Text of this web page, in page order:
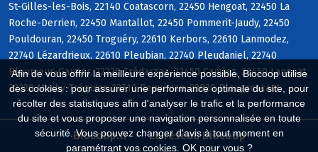
Afin de vous offrir la meilleure expérience possible, Biocoop utilise
des cookies : pour assurer une performance optimale du site, pour
récolter des statistiques afin d'analyser le trafic et la performance
du site et vous proposer une navigation personnalisée en toute
sécurité. Vous pouvez changer d'avis à tout moment en
paramétrant vos cookies. OK pour vous ?
St-Gilles-les-Bois, 22140 Coatascorn, 22450 Hengoat, 22450 La
Roche-Derrien, 22450 Mantallot, 22450 Pommerit-Jaudy, 22450
Pouldouran, 22450 Troguéry, 22610 Kerbors, 22610 Lanmodez,
22740 Lézardrieux, 22610 Pleubian, 22740 Pleudaniel, 22740
Pleumeur-Gautier, 22220 Trédarzec, 22450 Camlez, 22450 Langoat,
22220 Minihy-Tréguier, 22710 Penvénan, 22820 Plougrescant
Biocoop.fr
Le réseau Biocoop